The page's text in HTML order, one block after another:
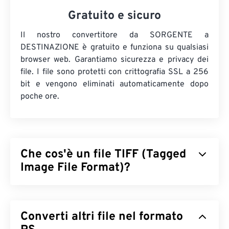
Gratuito e sicuro
Il nostro convertitore da SORGENTE a
DESTINAZIONE è gratuito e funziona su qualsiasi
browser web. Garantiamo sicurezza e privacy dei
file. I file sono protetti con crittografia SSL a 256
bit e vengono eliminati automaticamente dopo
poche ore.
Che cos'è un file TIFF (Tagged
Image File Format)?
più comuni. L'uso più diffuso dei file TIFF è nella
Converti altri file nel formato